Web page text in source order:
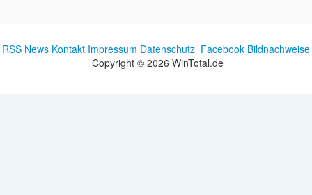
RSS News Kontakt Impressum Datenschutz Facebook Bildnachweise
Copyright © 2026 WinTotal.de